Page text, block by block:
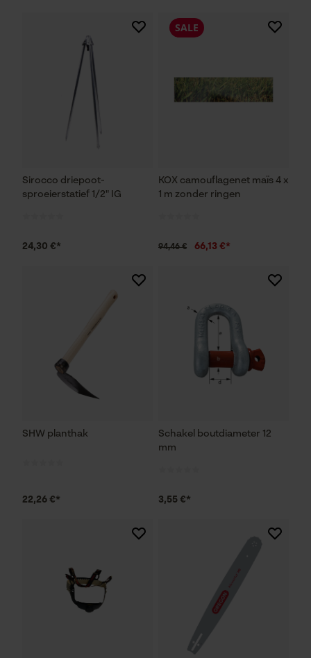
Sirocco driepoot-
sproeierstatief 1/2" IG
24,30 €*
KOX camouflagenet maïs 4 x
1 m zonder ringen
SALE
94,46 € 66,13 €*
SHW planthak
22,26 €*
Schakel boutdiameter 12
mm
3,55 €*